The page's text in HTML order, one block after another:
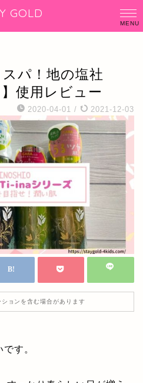
GOLD
パ！地の塩社
使用レビュー
2020-04-01 / 2021-12-03
ョンを含む場合があります
す。